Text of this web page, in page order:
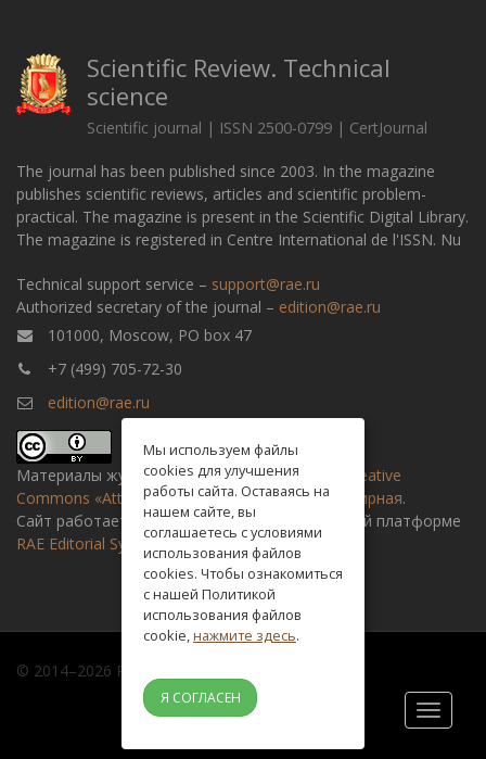
Scientific Review. Technical
science
Scientific journal | ISSN 2500-0799 | CertJournal
The journal has been published since 2003. In the magazine
publishes scientific reviews, articles and scientific problem-
practical. The magazine is present in the Scientific Digital Library.
The magazine is registered in Centre International de l'ISSN. Nu
Technical support service – support@rae.ru
Authorized secretary of the journal – edition@rae.ru
101000, Moscow, PO box 47
+7 (499) 705-72-30
edition@rae.ru
Материалы журнала доступны полицензии Creative
Commons «Attribution» («Атрибуция») 4.0 Всемирная.
Сайт работает на универсальной издательской платформе
RAE Editorial System
© 2014–2026 Russian academy of natural history
Toggle
Мы используем файлы
cookies для улучшения
работы сайта. Оставаясь на
нашем сайте, вы
соглашаетесь с условиями
использования файлов
cookies. Чтобы ознакомиться
с нашей Политикой
использования файлов
cookie,нажмите здесь.
Я СОГЛАСЕН